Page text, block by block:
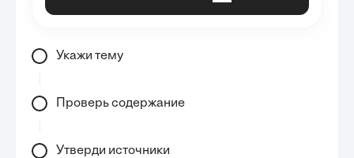
Укажи тему
Проверь содержание
Утверди источники